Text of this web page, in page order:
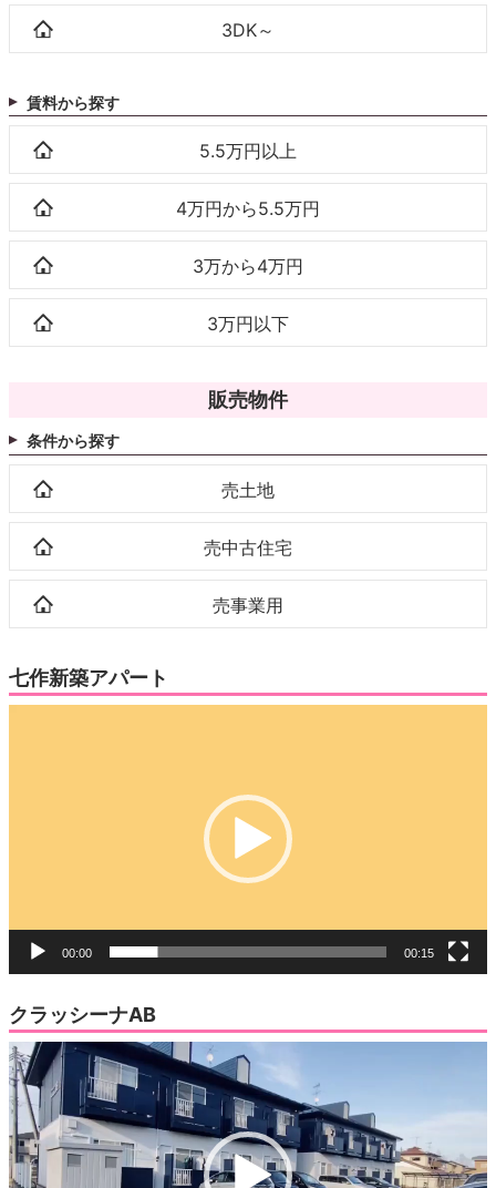
3DK～
賃料から探す
5.5万円以上
4万円から5.5万円
3万から4万円
3万円以下
販売物件
条件から探す
売土地
売中古住宅
売事業用
七作新築アパート
00:00 00:15
クラッシーナAB
動
画
プ
レ
ー